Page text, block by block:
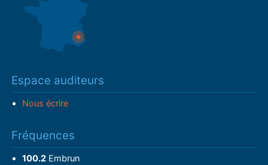
Espace auditeurs
Nous écrire
Fréquences
100.2Embrun